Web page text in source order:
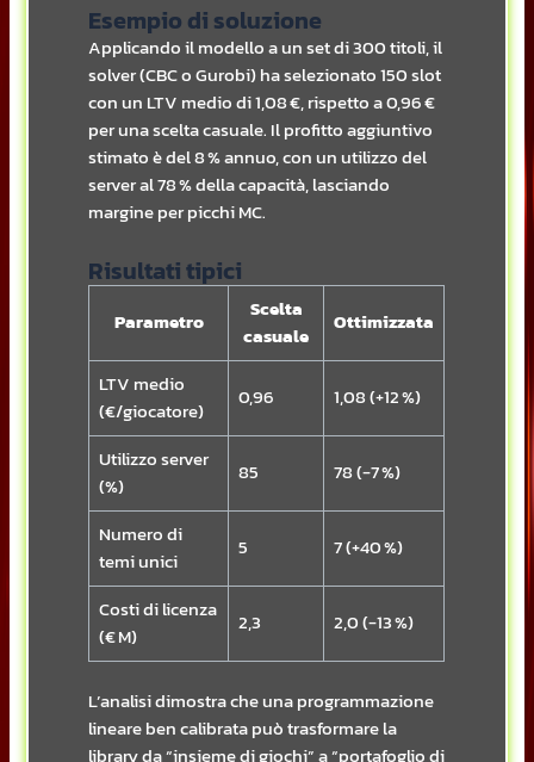
Esempio di soluzione
Applicando il modello a un set di 300 titoli, il
solver (CBC o Gurobi) ha selezionato 150 slot
con un LTV medio di 1,08 €, rispetto a 0,96 €
per una scelta casuale. Il profitto aggiuntivo
stimato è del 8 % annuo, con un utilizzo del
server al 78 % della capacità, lasciando
margine per picchi MC.
Risultati tipici
Parametro
Scelta
casuale
Ottimizzata
LTV medio
(€/giocatore)
0,96 1,08 (+12 %)
Utilizzo server
(%)
85 78 (-7 %)
Numero di
temi unici
5 7 (+40 %)
Costi di licenza
(€ M)
2,3 2,0 (-13 %)
L’analisi dimostra che una programmazione
lineare ben calibrata può trasformare la
library da “insieme di giochi” a “portafoglio di